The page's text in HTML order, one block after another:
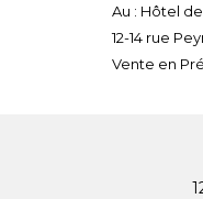
Au : Hôtel
12-14 rue
Vente en